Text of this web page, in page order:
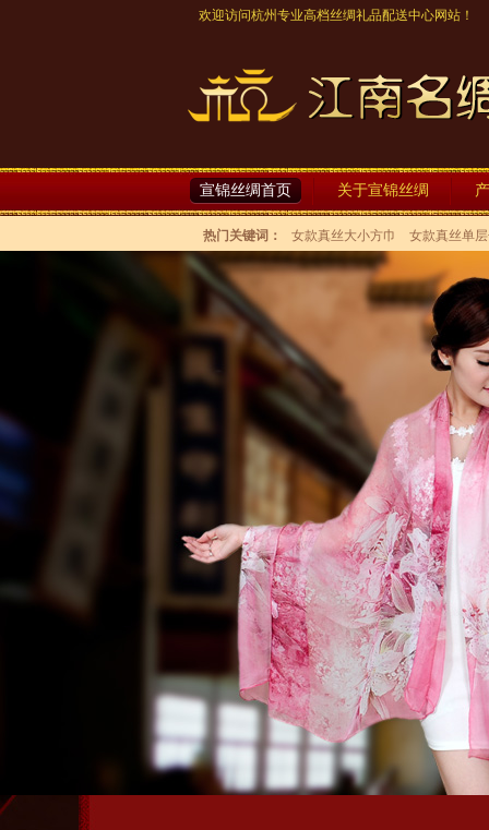
欢迎访问杭州专业高档丝绸礼品配送中心网站！
宣锦丝绸首页 关于宣锦丝绸
热门关键词： 女款真丝大小方巾 女款真丝单